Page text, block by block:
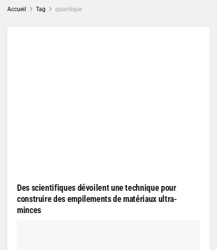
Accueil Tag quantique
Des scientifiques dévoilent une technique pour
construire des empilements de matériaux ultra-
minces